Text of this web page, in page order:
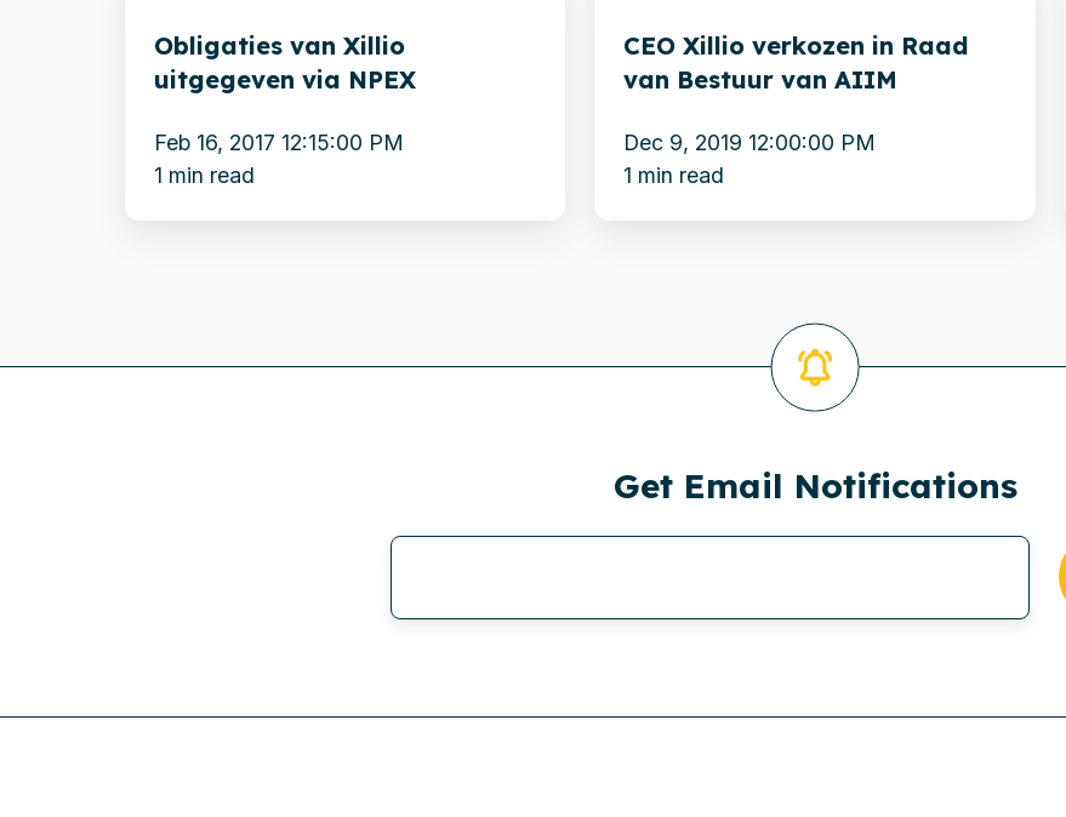
Xillio
uitgegeven
NPEX
Obligaties van Xillio
uitgegeven via NPEX
Feb 16, 2017 12:15:00 PM
1 min read
verkozen
Raad
van
CEO Xillio verkozen in Raad
van Bestuur van AIIM
Dec 9, 2019 12:00:00 PM
1 min read
Get Email Notifications